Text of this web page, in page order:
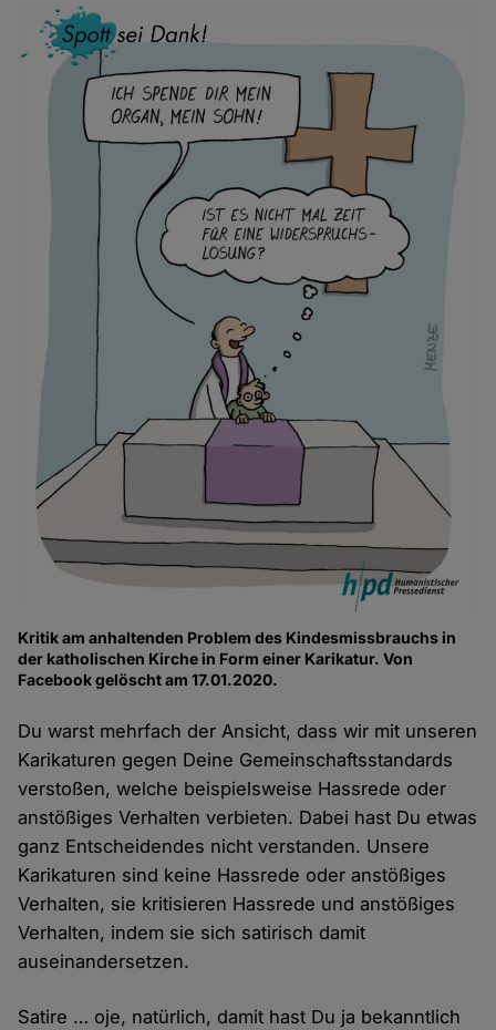
Kritik am anhaltenden Problem des Kindesmissbrauchs in
der katholischen Kirche in Form einer Karikatur. Von
Facebook gelöscht am 17.01.2020.
Du warst mehrfach der Ansicht, dass wir mit unseren
Karikaturen gegen Deine Gemeinschaftsstandards
verstoßen, welche beispielsweise Hassrede oder
anstößiges Verhalten verbieten. Dabei hast Du etwas
ganz Entscheidendes nicht verstanden. Unsere
Karikaturen sind keine Hassrede oder anstößiges
Verhalten, sie kritisieren Hassrede und anstößiges
Verhalten, indem sie sich satirisch damit
auseinandersetzen.
Satire … oje, natürlich, damit hast Du ja bekanntlich